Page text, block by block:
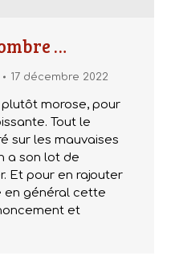
…
17 décembre 2022
morose, pour
Tout le
sur les mauvaises
a son lot de
Et pour en rajouter
en général cette
et